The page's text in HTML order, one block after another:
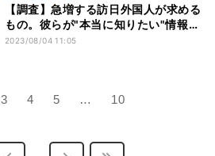
【調査】急増する訪日外国人が求める
もの。彼らが"本当に知りたい"情報と
は?
2023/08/04 11:05
3 4 5 … 10